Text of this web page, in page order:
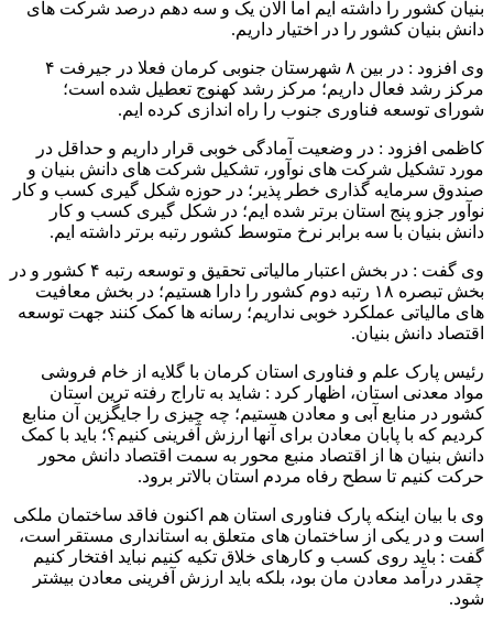
بنیان کشور را داشته ایم اما الان یک و سه دهم درصد شرکت های
دانش بنیان کشور را در اختیار داریم.
وی افزود : در بین ۸ شهرستان جنوبی کرمان فعلا در جیرفت ۴
مرکز رشد فعال داریم؛ مرکز رشد کهنوج تعطیل شده است؛
شورای توسعه فناوری جنوب را راه اندازی کرده ایم.
کاظمی افزود : در وضعیت آمادگی خوبی قرار داریم و حداقل در
مورد تشکیل شرکت های نوآور، تشکیل شرکت های دانش بنیان و
صندوق سرمایه گذاری خطر پذیر؛ در حوزه شکل گیری کسب و کار
نوآور جزو پنج استان برتر شده ایم؛ در شکل گیری کسب و کار
دانش بنیان با سه برابر نرخ متوسط کشور رتبه برتر داشته ایم.
وی گفت : در بخش اعتبار مالیاتی تحقیق و توسعه رتبه ۴ کشور و در
بخش تبصره ۱۸ رتبه دوم کشور را دارا هستیم؛ در بخش معافیت
های مالیاتی عملکرد خوبی نداریم؛ رسانه ها کمک کنند جهت توسعه
اقتصاد دانش بنیان.
رئیس پارک علم و فناوری استان کرمان با گلایه از خام فروشی
مواد معدنی استان، اظهار کرد : شاید به تاراج رفته ترین استان
کشور در منابع آبی و معادن هستیم؛ چه چیزی را جایگزین آن منابع
کردیم که با پابان معادن برای آنها ارزش آفرینی کنیم؟؛ باید با کمک
دانش بنیان ها از اقتصاد منبع محور به سمت اقتصاد دانش محور
حرکت کنیم تا سطح رفاه مردم استان بالاتر برود.
وی با بیان اینکه پارک فناوری استان هم اکنون فاقد ساختمان ملکی
است و در یکی از ساختمان های متعلق به استانداری مستقر است،
گفت : باید روی کسب و کارهای خلاق تکیه کنیم نباید افتخار کنیم
چقدر درآمد معادن مان بود، بلکه باید ارزش آفرینی معادن بیشتر
شود.